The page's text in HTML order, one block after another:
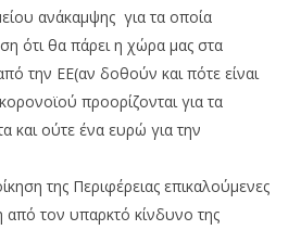
ανάκαμψης για τα οποία
ότι θα πάρει η χώρα μας στα
την ΕΕ(αν δοθούν και πότε είναι
προορίζονται για τα
και ούτε ένα ευρώ για την
της Περιφέρειας επικαλούμενες
τον υπαρκτό κίνδυνο της